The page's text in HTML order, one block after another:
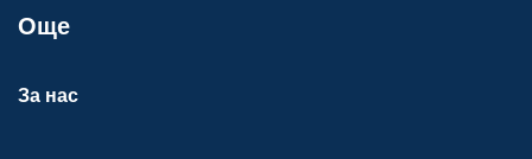
Още
За нас